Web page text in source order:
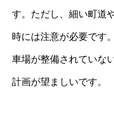
す。ただし、細い町道
時には注意が必要です
車場が整備されていな
計画が望ましいです。